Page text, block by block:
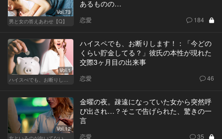
Vol.73
男と女の答えあわせ【Q】
あるものの…
恋愛 184
Vol.1
ハイスペでも、お断りします！：「今どの
くらい貯金してる？」彼氏の本性が現れた
交際3ヶ月目の出来事
恋愛 46
Vol.12
金曜の夜。疎遠になっていた女から突然呼
び出され…？そこで告げられた、驚きの一
言
恋愛 35